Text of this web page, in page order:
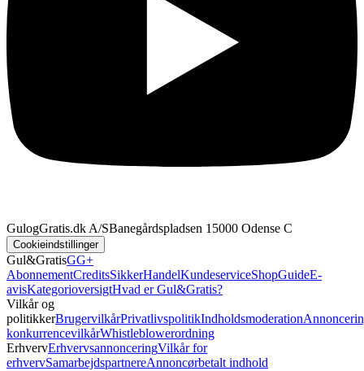
GulogGratis.dk A/SBanegårdspladsen 1 5000 Odense C
Cookieindstillinger
Gul&GratisGG+
AbonnementCreditsSikkerHandelKundeserviceShopGuideE-
avisKategorioversigtHvad er Gul&Gratis?
Vilkår og
politikkerBrugervilkårPrivatlivspolitikIndholdsmoderation
konkurrencevilkårWhistleblowerordning
ErhvervErhvervsannonceringVilkår for
erhvervSamarbejdspartnereAnnoncørbetalt indhold